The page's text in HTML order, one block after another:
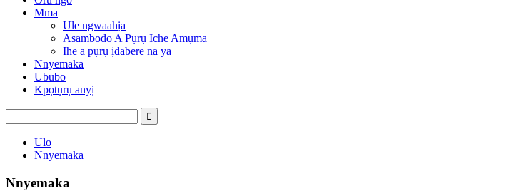
Mma
Ule ngwaahịa
Asambodo A Pụrụ Iche Amụma
Ihe a pụrụ ịdabere na ya
Nnyemaka
Ububo
Kpọtụrụ anyị
Ulo
Nnyemaka
Nnyemaka